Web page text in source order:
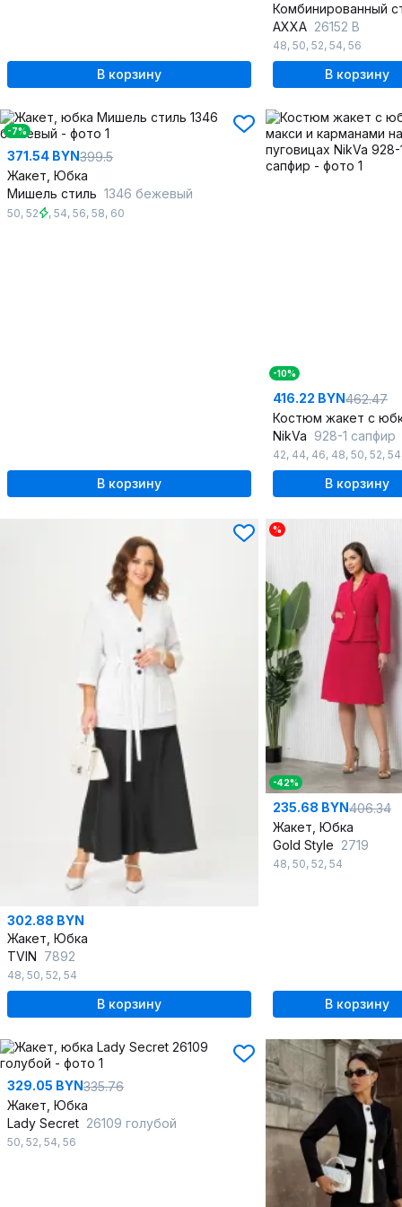
В корзину
AXXA 26152 В
48, 50, 52, 54, 56
В корзину
-7%
371.54 BYN399.5
Жакет, Юбка
Мишель стиль 1346 бежевый
50, 52 , 54, 56, 58, 60
В корзину
-10%
416.22 BYN462.47
NikVa 928-1 сапфир
42, 44, 46, 48, 50, 52, 54
В корзину
302.88 BYN
Жакет, Юбка
TVIN 7892
48, 50, 52, 54
В корзину
%
-42%
235.68 BYN406.34
Жакет, Юбка
Gold Style 2719
48, 50, 52, 54
В корзину
329.05 BYN335.76
Жакет, Юбка
Lady Secret 26109 голубой
50, 52, 54, 56